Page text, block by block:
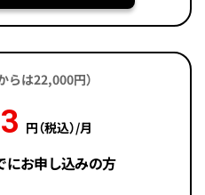
らは22,000円）
円（税込）/月
にお申し込みの方